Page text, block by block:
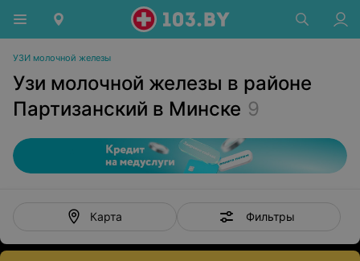
УЗИ молочной железы
Узи молочной железы в районе
Партизанский в Минске 9
Карта Фильтры